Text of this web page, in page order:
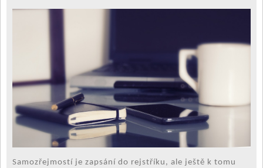
Samozřejmostí je zapsání do rejstříku, ale ještě k tomu